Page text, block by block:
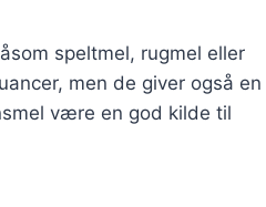
speltmel, rugmel eller
men de giver også en
være en god kilde til